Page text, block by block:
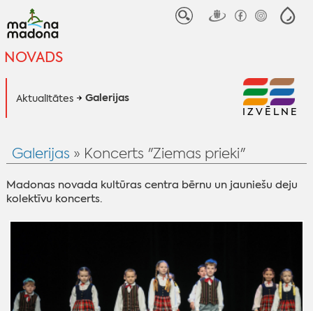
NOVADS
Aktualitātes Galerijas
IZVĒLNE
Galerijas » Koncerts "Ziemas prieki"
Madonas novada kultūras centra bērnu un jauniešu deju
kolektīvu koncerts.